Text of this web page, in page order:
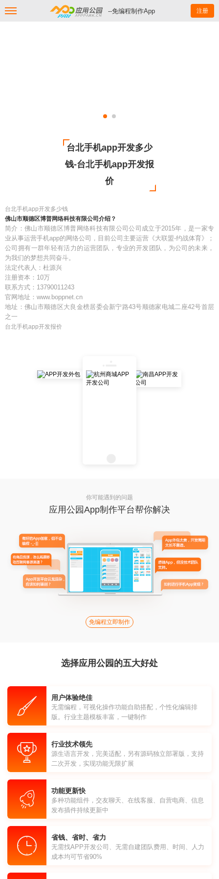
--免编程制作App 注册
台北手机app开发多少
钱-台北手机app开发报
价
台北手机app开发多少钱
佛山市顺德区博普网络科技有限公司介绍？
简介：佛山市顺德区博普网络科技有限公司公司成立于2015年，是一家专
业从事运营手机app的网络公司，目前公司主要运营《大联盟-约战体育》；
公司拥有一群年轻有活力的运营团队，专业的开发团队，为公司的未来，
为我们的梦想共同奋斗。
法定代表人：杜源兴
注册资本：10万
联系方式：13790011243
官网地址：www.boppnet.cn
地址：佛山市顺德区大良金榜居委会新宁路43号顺德家电城二座42号首层
之一
台北手机app开发报价
你可能遇到的问题
应用公园App制作平台帮你解决
免编程立即制作
选择应用公园的五大好处
用户体验绝佳
无需编程，可视化操作功能自助搭配，个性化编辑排
版。行业主题模板丰富，一键制作
行业技术领先
源生语言开发，完美适配，另有源码独立部署版，支持
二次开发，实现功能无限扩展
功能更新快
多种功能组件，交友聊天、在线客服、自营电商、信息
发布插件持续更新中
省钱、省时、省力
无需找APP开发公司、无需自建团队费用、时间、人力
成本均可节省90%